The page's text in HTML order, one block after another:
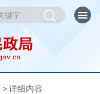
> 详细内容